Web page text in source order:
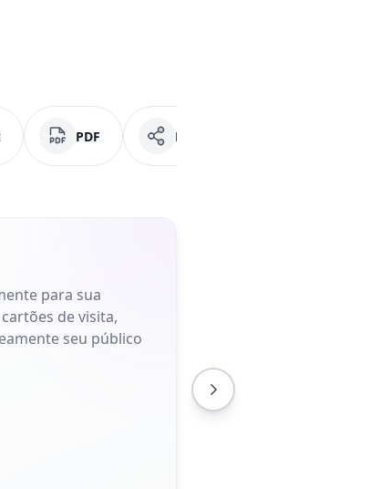
PDF Mídias Sociais
para sua
de visita,
seu público